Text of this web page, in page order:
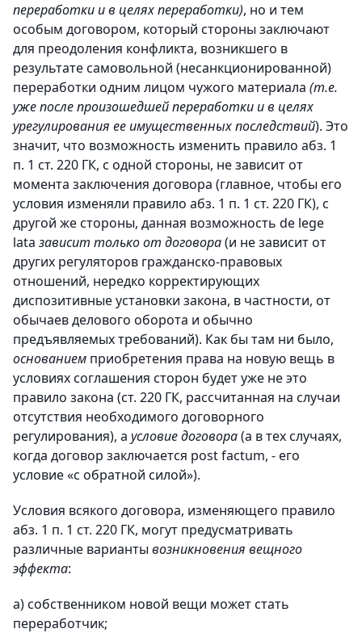
переработки и в целях переработки), но и тем
особым договором, который стороны заключают
для преодоления конфликта, возникшего в
результате самовольной (несанкционированной)
переработки одним лицом чужого материала (т.е.
уже после произошедшей переработки и в целях
урегулирования ее имущественных последствий). Это
значит, что возможность изменить правило абз. 1
п. 1 ст. 220 ГК, с одной стороны, не зависит от
момента заключения договора (главное, чтобы его
условия изменяли правило абз. 1 п. 1 ст. 220 ГК), с
другой же стороны, данная возможность de lege
lata зависит только от договора(и не зависит от
других регуляторов гражданско-правовых
отношений, нередко корректирующих
диспозитивные установки закона, в частности, от
обычаев делового оборота и обычно
предъявляемых требований). Как бы там ни было,
основанием приобретения права на новую вещь в
условиях соглашения сторон будет уже не это
правило закона (ст. 220 ГК, рассчитанная на случаи
отсутствия необходимого договорного
регулирования), а условие договора(а в тех случаях,
когда договор заключается post factum, - его
условие «с обратной силой»).
Условия всякого договора, изменяющего правило
абз. 1 п. 1 ст. 220 ГК, могут предусматривать
различные варианты возникновения вещного
эффекта:
a) собственником новой вещи может стать
переработчик;